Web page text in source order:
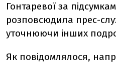
Гонтаревої за
розповсюдила прес-
уточнюючи інших
Як повідомлялося,